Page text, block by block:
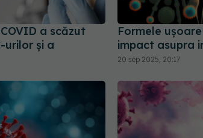
a scăzut
urilor și a
Formele
impact asupra
20 sep 2025, 20:17